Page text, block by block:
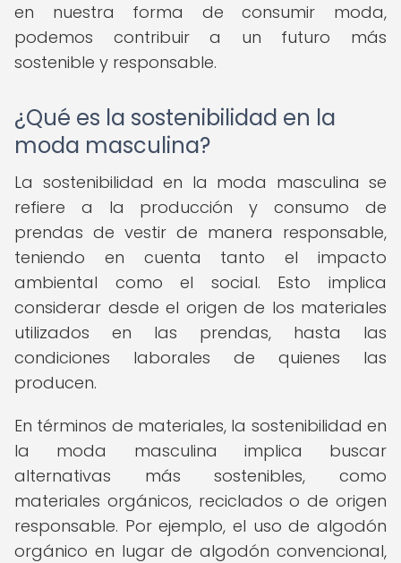
en nuestra forma de consumir moda,
podemos contribuir a un futuro más
sostenible y responsable.
¿Qué es la sostenibilidad en la
moda masculina?
La sostenibilidad en la moda masculina se
refiere a la producción y consumo de
prendas de vestir de manera responsable,
teniendo en cuenta tanto el impacto
ambiental como el social. Esto implica
considerar desde el origen de los materiales
utilizados en las prendas, hasta las
condiciones laborales de quienes las
producen.
En términos de materiales, la sostenibilidad en
la moda masculina implica buscar
alternativas más sostenibles, como
materiales orgánicos, reciclados o de origen
responsable. Por ejemplo, el uso de algodón
orgánico en lugar de algodón convencional,